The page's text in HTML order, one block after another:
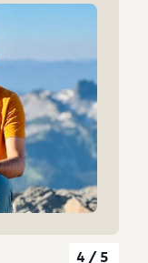
5/5